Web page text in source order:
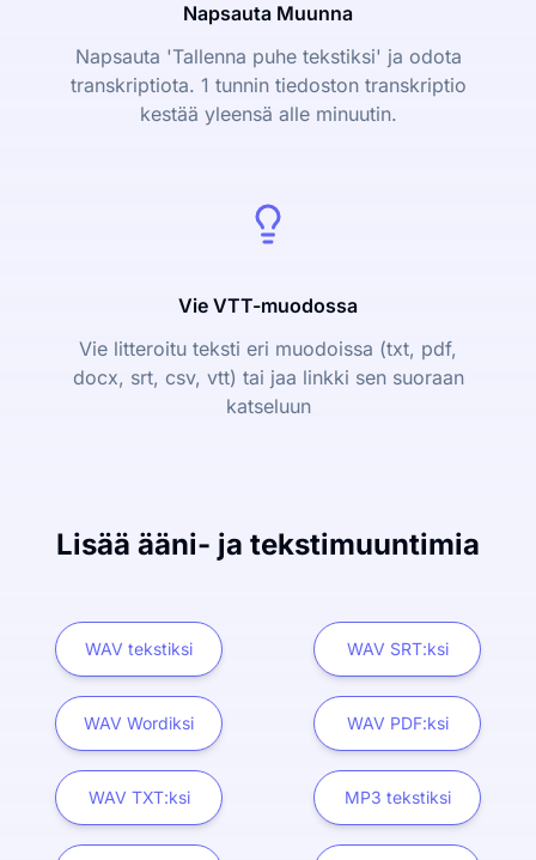
Napsauta Muunna
Napsauta 'Tallenna puhe tekstiksi' ja odota
transkriptiota. 1 tunnin tiedoston transkriptio
kestää yleensä alle minuutin.
Vie VTT-muodossa
Vie litteroitu teksti eri muodoissa (txt, pdf,
docx, srt, csv, vtt) tai jaa linkki sen suoraan
katseluun
Lisää ääni- ja tekstimuuntimia
WAV tekstiksi WAV SRT:ksi
WAV Wordiksi WAV PDF:ksi
WAV TXT:ksi MP3 tekstiksi